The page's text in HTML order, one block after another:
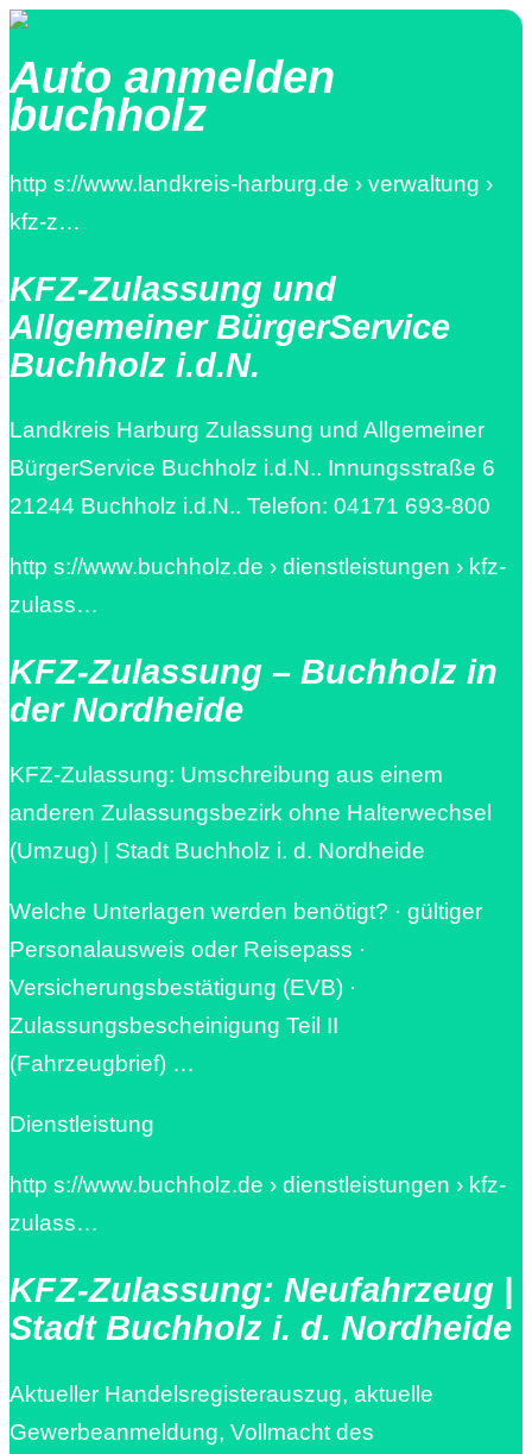
Auto anmelden
buchholz
http s://www.landkreis-harburg.de › verwaltung ›
kfz-z…
KFZ-Zulassung und
Allgemeiner BürgerService
Buchholz i.d.N.
Landkreis Harburg Zulassung und Allgemeiner
BürgerService Buchholz i.d.N.. Innungsstraße 6
21244 Buchholz i.d.N.. Telefon: 04171 693-800
http s://www.buchholz.de › dienstleistungen › kfz-
zulass…
KFZ-Zulassung – Buchholz in
der Nordheide
KFZ-Zulassung: Umschreibung aus einem
anderen Zulassungsbezirk ohne Halterwechsel
(Umzug) | Stadt Buchholz i. d. Nordheide
Welche Unterlagen werden benötigt? · gültiger
Personalausweis oder Reisepass ·
Versicherungsbestätigung (EVB) ·
Zulassungsbescheinigung Teil II
(Fahrzeugbrief) …
Dienstleistung
http s://www.buchholz.de › dienstleistungen › kfz-
zulass…
KFZ-Zulassung: Neufahrzeug |
Stadt Buchholz i. d. Nordheide
Aktueller Handelsregisterauszug, aktuelle
Gewerbeanmeldung, Vollmacht des